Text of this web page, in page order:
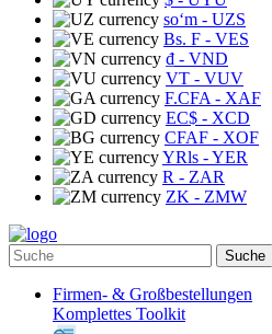
soʻm - UZS
Bs. F - VES
₫ - VND
VT - VUV
F.CFA - XAF
EC$ - XCD
CFAF - XOF
YRls - YER
R - ZAR
ZK - ZMW
Suche
Firmen- & Großbestellungen
Komplettes Toolkit